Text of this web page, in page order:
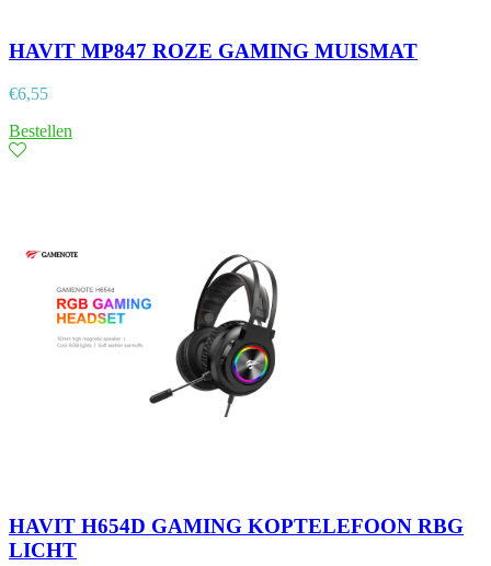
HAVIT MP847 ROZE GAMING MUISMAT
€6,55
Bestellen
HAVIT H654D GAMING KOPTELEFOON RBG
LICHT